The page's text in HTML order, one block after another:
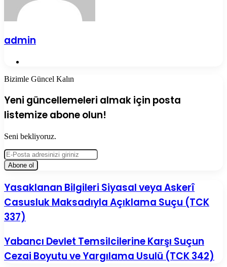
admin
Bizimle Güncel Kalın
Yeni güncellemeleri almak için posta
listemize abone olun!
Seni bekliyoruz.
E-
Posta
adresinizi
Yasaklanan
Bilgileri
Siyasal
veya
Askerî
Maksadıyla
Açıklama
Suçu
Yasaklanan Bilgileri Siyasal veya Askerî
Casusluk Maksadıyla Açıklama Suçu (TCK
337)
Yabancı
Devlet
Temsilcilerine
Yabancı Devlet Temsilcilerine Karşı Suçun
Cezai Boyutu ve Yargılama Usulü (TCK 342)